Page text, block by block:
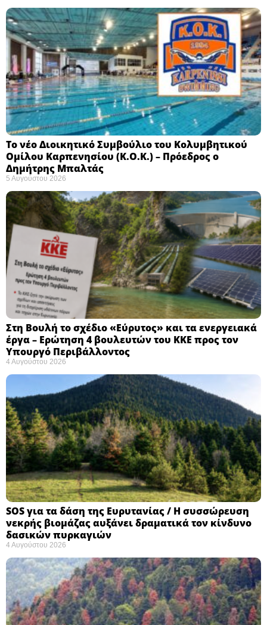
Το νέο Διοικητικό Συμβούλιο του Κολυμβητικού
Ομίλου Καρπενησίου (Κ.Ο.Κ.) – Πρόεδρος ο
Δημήτρης Μπαλτάς
5 Αυγούστου 2026
Στη Βουλή το σχέδιο «Εύρυτος» και τα ενεργειακά
έργα – Ερώτηση 4 βουλευτών του ΚΚΕ προς τον
Υπουργό Περιβάλλοντος
4 Αυγούστου 2026
SOS για τα δάση της Ευρυτανίας / Η συσσώρευση
νεκρής βιομάζας αυξάνει δραματικά τον κίνδυνο
δασικών πυρκαγιών
4 Αυγούστου 2026